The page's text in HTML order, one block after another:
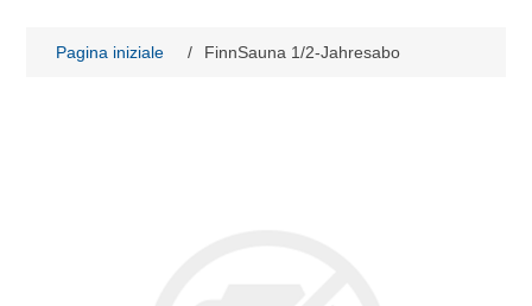
Pagina iniziale / FinnSauna 1/2-Jahresabo